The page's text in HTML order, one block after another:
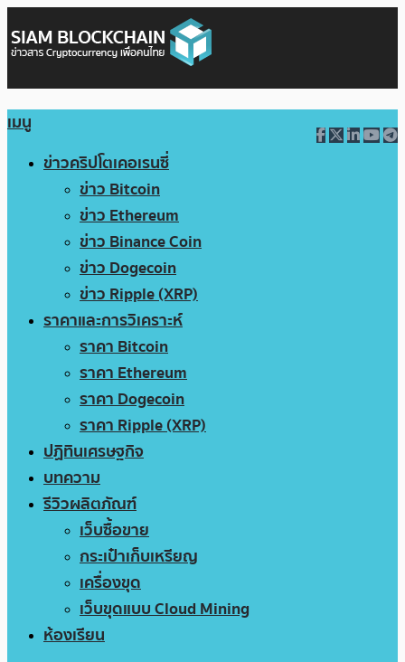
เมนู
ข่าวคริปโตเคอเรนซี่
ข่าว Bitcoin
ข่าว Ethereum
ข่าว Binance Coin
ข่าว Dogecoin
ข่าว Ripple (XRP)
ราคาและการวิเคราะห์
ราคา Bitcoin
ราคา Ethereum
ราคา Dogecoin
ราคา Ripple (XRP)
ปฏิทินเศรษฐกิจ
บทความ
รีวิวผลิตภัณฑ์
เว็บซื้อขาย
กระเป๋าเก็บเหรียญ
เครื่องขุด
เว็บขุดแบบ Cloud Mining
ห้องเรียน